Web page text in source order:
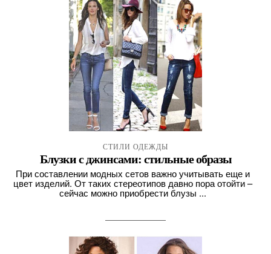
СТИЛИ ОДЕЖДЫ
Блузки с джинсами: стильные образы
При составлении модных сетов важно учитывать еще и
цвет изделий. От таких стереотипов давно пора отойти –
сейчас можно приобрести блузы ...